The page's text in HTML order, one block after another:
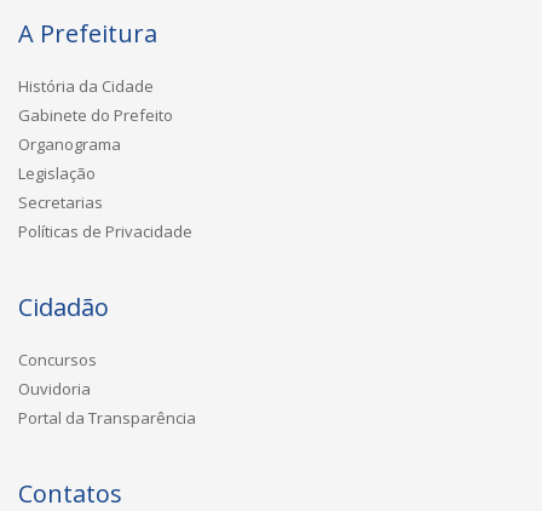
A Prefeitura
História da Cidade
Gabinete do Prefeito
Organograma
Legislação
Secretarias
Políticas de Privacidade
Cidadão
Concursos
Ouvidoria
Portal da Transparência
Contatos